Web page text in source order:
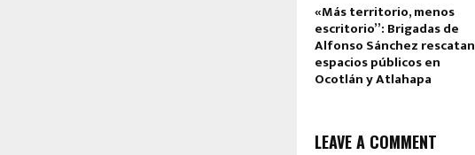
«Más territorio, menos
escritorio”: Brigadas de
Alfonso Sánchez rescatan
espacios públicos en
Ocotlán y Atlahapa
LEAVE A COMMENT